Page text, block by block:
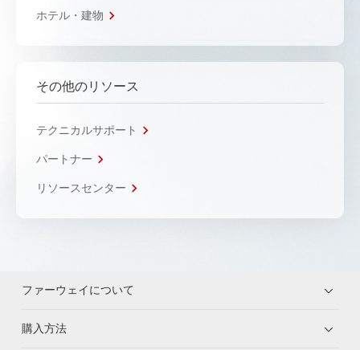
ホテル・建物
その他のリソース
テクニカルサポート
パートナー
リソースセンター
ファーウェイについて
購入方法